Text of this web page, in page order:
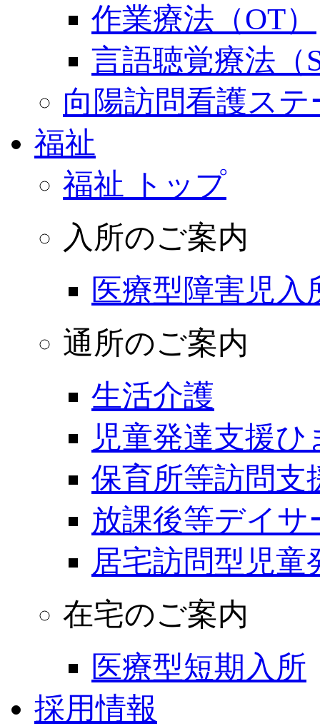
作業療法（OT）
言語聴覚療法（
向陽訪問看護ス
福祉
福祉 トップ
入所のご案内
医療型障害児
通所のご案内
生活介護
児童発達支援ひ
保育所等訪問支
放課後等デイサ
居宅訪問型児童
在宅のご案内
医療型短期入所
採用情報